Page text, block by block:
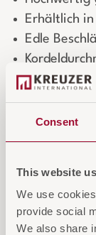
Consent
This website
We use
provide social
We also share
Erhältlich
Edle
Länge: